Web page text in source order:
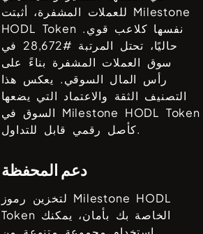
Milestone
HODL Token
حاليًا، تحتل المرتبة #28,672 في
سوق العملات المشفرة بناءً على
رأس المال السوقي. يعكس هذا
التصنيف الثقة والاعتماد التي يضعها
Milestone HODL Token
كأصل رقمي قابل للتداول.
دعم المحفظة
Milestone HODL
Token